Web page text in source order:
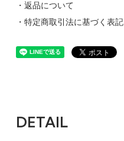
・返品について
・特定商取引法に基づく表記
DETAIL